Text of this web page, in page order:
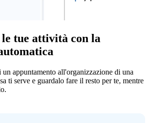
tue attività con la
appuntamento all'organizzazione di una
ti serve e guardalo fare il resto per te, mentre